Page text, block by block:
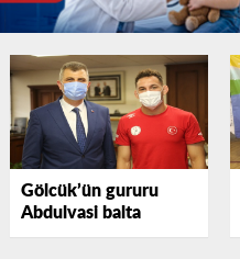
Gölcük’ün gururu
Abdulvasi balta